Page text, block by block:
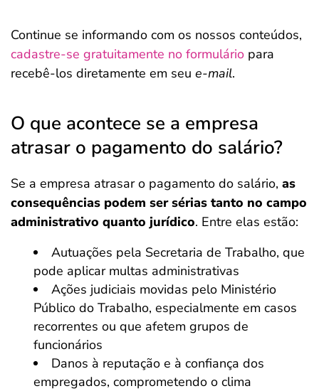
Continue se informando com os nossos conteúdos,
cadastre-se gratuitamente no formulário para
recebê-los diretamente em seu e-mail.
O que acontece se a empresa
atrasar o pagamento do salário?
Se a empresa atrasar o pagamento do salário, as
consequências podem ser sérias tanto no campo
administrativo quanto jurídico. Entre elas estão:
Autuações pela Secretaria de Trabalho, que
pode aplicar multas administrativas
Ações judiciais movidas pelo Ministério
Público do Trabalho, especialmente em casos
recorrentes ou que afetem grupos de
funcionários
Danos à reputação e à confiança dos
empregados, comprometendo o clima